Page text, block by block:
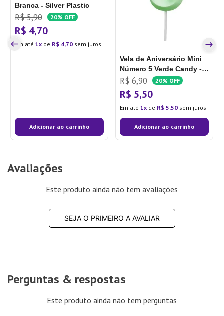
Branca - Silver Plastic
R$ 5,90 20% OFF
R$ 4,70
Em até 1 de R$ 4,70 sem juros
Adicionar ao carrinho
Vela de Aniversário Mini
Número 5 Verde Candy -
Silver Plastic
R$ 6,90 20% OFF
R$ 5,50
Em até 1 de R$ 5,50 sem juros
Adicionar ao carrinho
Avaliações
Este produto ainda não tem avaliações
SEJA O PRIMEIRO A AVALIAR
Perguntas & respostas
Este produto ainda não tem perguntas